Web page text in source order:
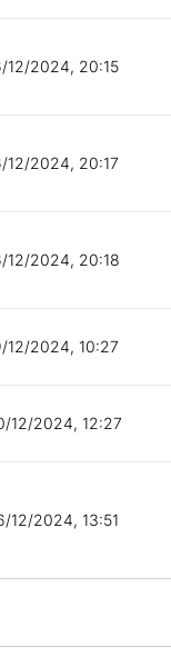
12/2024, 20:15
12/2024, 20:17
12/2024, 20:18
12/2024, 10:27
12/2024, 12:27
12/2024, 13:51